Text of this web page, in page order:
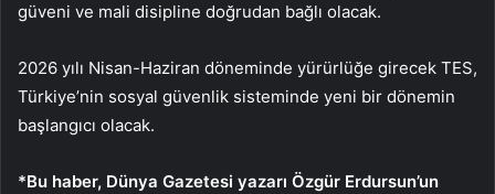
güveni ve mali disipline doğrudan bağlı olacak.
2026 yılı Nisan-Haziran döneminde yürürlüğe girecek TES,
Türkiye’nin sosyal güvenlik sisteminde yeni bir dönemin
başlangıcı olacak.
*Bu haber, Dünya Gazetesi yazarı Özgür Erdursun’un